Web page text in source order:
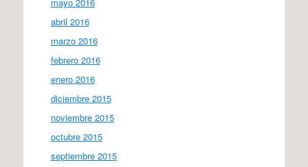
abril 2016
marzo 2016
febrero 2016
enero 2016
diciembre 2015
noviembre 2015
octubre 2015
septiembre 2015